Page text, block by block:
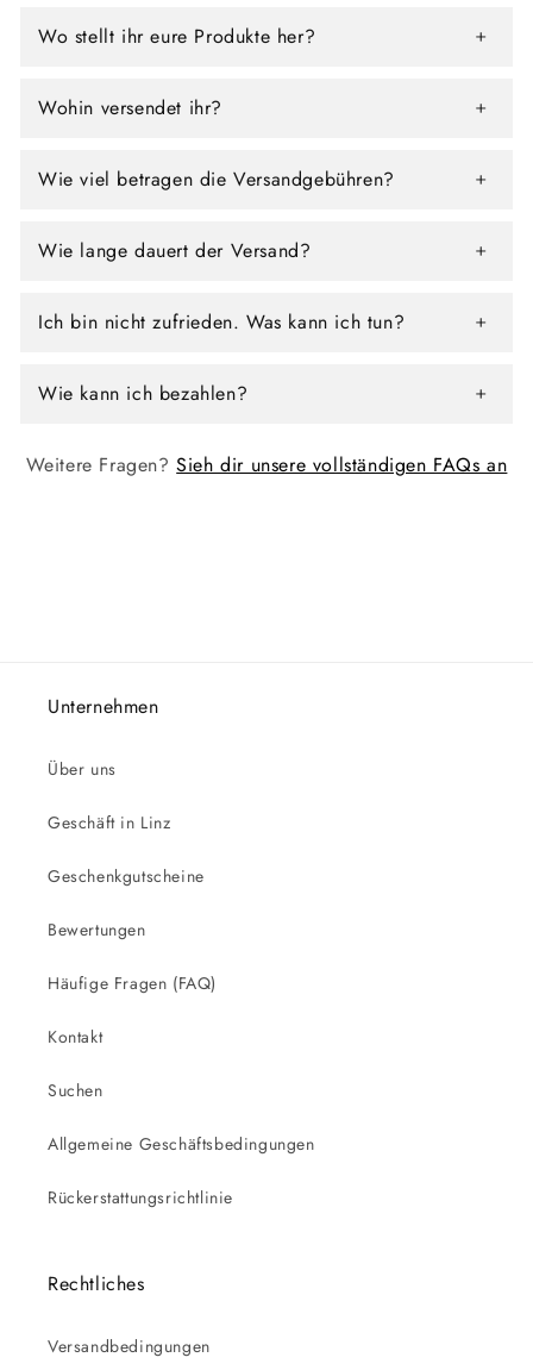
Wo stellt ihr eure Produkte her?
Wohin versendet ihr?
Wie viel betragen die Versandgebühren?
Wie lange dauert der Versand?
Ich bin nicht zufrieden. Was kann ich tun?
Wie kann ich bezahlen?
Weitere Fragen?Sieh dir unsere vollständigen FAQs an
Unternehmen
Über uns
Geschäft in Linz
Geschenkgutscheine
Bewertungen
Häufige Fragen (FAQ)
Kontakt
Suchen
Allgemeine Geschäftsbedingungen
Rückerstattungsrichtlinie
Rechtliches
Versandbedingungen